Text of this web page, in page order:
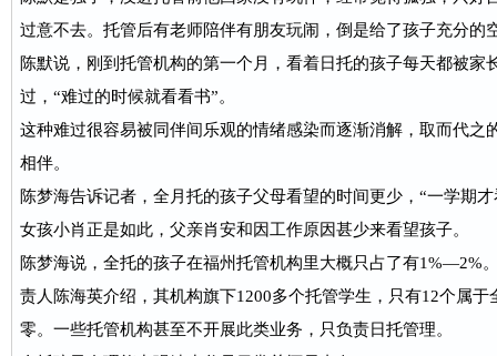
过意不去。托管后有老师陪伴有朋友玩闹，倒是给了孩子充分的
陈默说，刚到托管机构的第一个月，看着日托的孩子每天都被家
过，“难过的时候就看看书”。
这种难过很容易被同伴间乐观的情绪感染而逐渐消解，取而代
相伴。
陈梦海告诉记者，全月托的孩子父母看望的时间更少，“一学期
女孩小肖正是如此，父亲肖安和因工作原因甚少来看望孩子。
陈梦海说，全托的孩子在福州托管机构里大概只占了有1%—2%
责人陈海英介绍，其机构旗下1200多个托管学生，只有12个属
零。一些托管机构甚至不开展此类业务，只负责日托管理。